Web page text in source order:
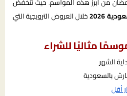
2026
خلال العروض الترويجية التي
مثاليًا للشراء
الشهر
بالسعودية
أقل